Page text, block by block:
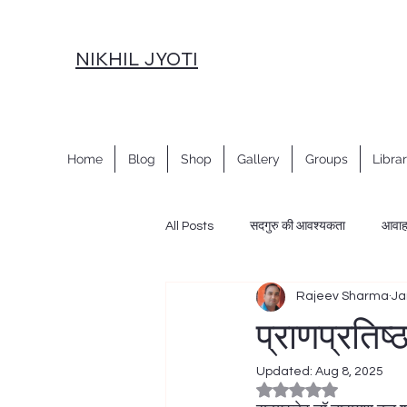
NIKHIL JYOTI
Home Blog Shop Gallery Groups
All Posts सदगुरु की आवश्यकता
नवरात्रि साधना नववर्ष साधना
महाशांति साधना विधान शक्ति प्रवाह,
Rajeev Sharma
Updated: Aug 8, 2025
Rated NaN out of 5